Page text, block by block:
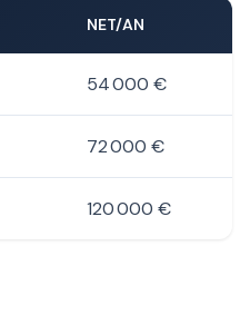
NET/AN
54 000 €
72 000 €
120 000 €